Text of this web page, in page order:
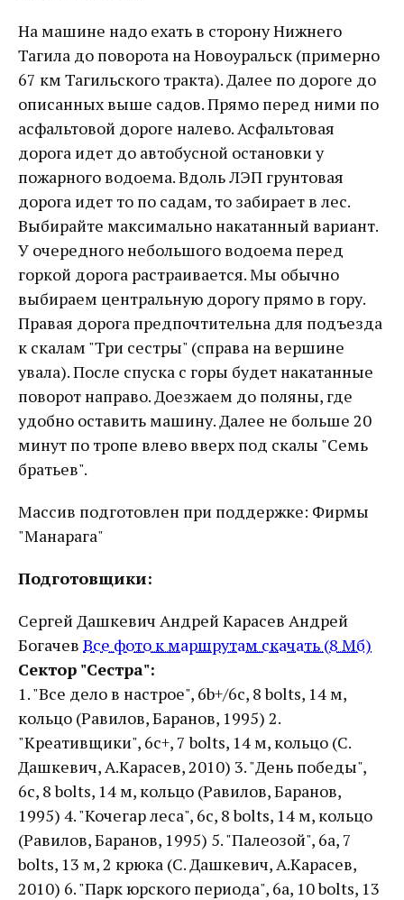
На машине надо ехать в сторону Нижнего
Тагила до поворота на Новоуральск (примерно
67 км Тагильского тракта). Далее по дороге до
описанных выше садов. Прямо перед ними по
асфальтовой дороге налево. Асфальтовая
дорога идет до автобусной остановки у
пожарного водоема. Вдоль ЛЭП грунтовая
дорога идет то по садам, то забирает в лес.
Выбирайте максимально накатанный вариант.
У очередного небольшого водоема перед
горкой дорога растраивается. Мы обычно
выбираем центральную дорогу прямо в гору.
Правая дорога предпочтительна для подъезда
к скалам "Три сестры" (справа на вершине
увала). После спуска с горы будет накатанные
поворот направо. Доезжаем до поляны, где
удобно оставить машину. Далее не больше 20
минут по тропе влево вверх под скалы "Семь
братьев".
Массив подготовлен при поддержке: Фирмы
"Манарага"
Подготовщики:
Сергей Дашкевич Андрей Карасев Андрей
Богачев Все фото к маршрутам скачать (8 Мб)
Сектор "Сестра":
1. "Все дело в настрое", 6b+/6c, 8 bolts, 14 м,
кольцо (Равилов, Баранов, 1995) 2.
"Креативщики", 6c+, 7 bolts, 14 м, кольцо (С.
Дашкевич, А.Карасев, 2010) 3. "День победы",
6с, 8 bolts, 14 м, кольцо (Равилов, Баранов,
1995) 4. "Кочегар леса", 6с, 8 bolts, 14 м, кольцо
(Равилов, Баранов, 1995) 5. "Палеозой", 6а, 7
bolts, 13 м, 2 крюка (С. Дашкевич, А.Карасев,
2010) 6. "Парк юрского периода", 6a, 10 bolts, 13